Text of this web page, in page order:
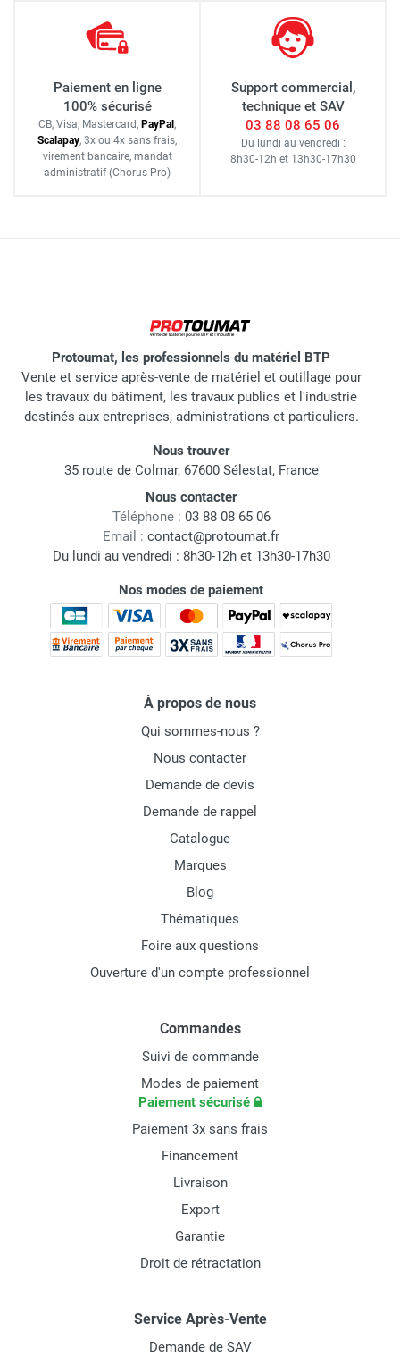
Paiement en ligne
100% sécurisé
CB, Visa, Mastercard, PayPal ,
Scalapay, 3x ou 4x sans frais,
virement bancaire, mandat
administratif (Chorus Pro)
Support commercial,
technique et SAV
03 88 08 65 06
Du lundi au vendredi :
8h30-12h et 13h30-17h30
Protoumat, les professionnels du matériel BTP
Vente et service après-vente de matériel et outillage pour
les travaux du bâtiment, les travaux publics et l'industrie
destinés aux entreprises, administrations et particuliers.
Nous trouver
35 route de Colmar, 67600 Sélestat, France
Nous contacter
Téléphone : 03 88 08 65 06
Email : contact@protoumat.fr
Du lundi au vendredi : 8h30-12h et 13h30-17h30
Nos modes de paiement
À propos de nous
Qui sommes-nous ?
Nous contacter
Demande de devis
Demande de rappel
Catalogue
Marques
Blog
Thématiques
Foire aux questions
Ouverture d'un compte professionnel
Commandes
Suivi de commande
Modes de paiement
Paiement sécurisé
Paiement 3x sans frais
Financement
Livraison
Export
Garantie
Droit de rétractation
Service Après-Vente
Demande de SAV